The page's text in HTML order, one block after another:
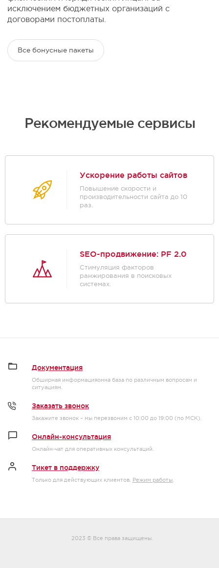
исключением бюджетных организаций с
договорами постоплаты.
Все бонусные пакеты
Рекомендуемые сервисы
Ускорение работы сайтов
Повышение скорости и
производительности сайта до 10
раз.
SEO-продвижение: PF 2.0
Стимуляция факторов
ранжирования в поисковых
системах.
Документация
Обширная информацияонна база по различным вопросам и
ситуациям.
Заказать звонок
Закажите звонок – мы перезвоним с 10:00 до 19:00 (по МСК).
Онлайн-консультация
Онлайн-чат для оперативных консультаций.
Тикет в поддержку
Только для действующих клиентов. Режим работы
2023 © Все права защищены.